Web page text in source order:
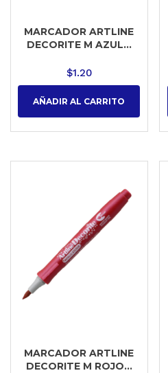
MARCADOR ARTLINE
DECORITE M AZUL...
$1.20
AÑADIR AL CARRITO
MARCADOR ARTLINE
DECORITE M ROJO...